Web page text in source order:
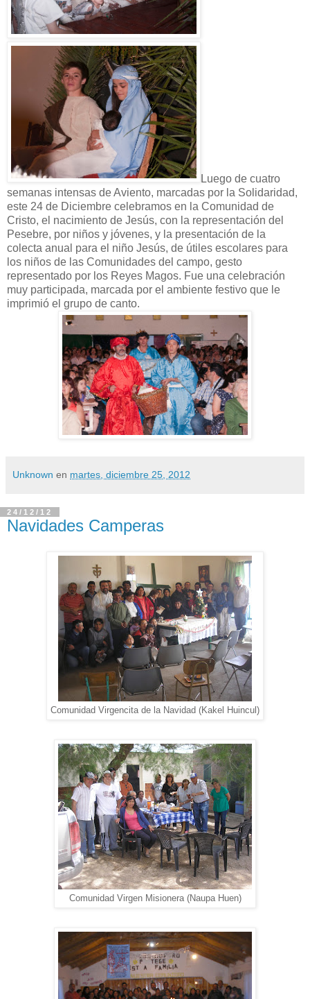
Luego de cuatro
semanas intensas de Aviento, marcadas por la Solidaridad,
este 24 de Diciembre celebramos en la Comunidad de
Cristo, el nacimiento de Jesús, con la representación del
Pesebre, por niños y jóvenes, y la presentación de la
colecta anual para el niño Jesús, de útiles escolares para
los niños de las Comunidades del campo, gesto
representado por los Reyes Magos. Fue una celebración
muy participada, marcada por el ambiente festivo que le
imprimió el grupo de canto.
Unknown en martes, diciembre 25, 2012
24/12/12
Navidades Camperas
Comunidad Virgencita de la Navidad (Kakel Huincul)
Comunidad Virgen Misionera (Naupa Huen)